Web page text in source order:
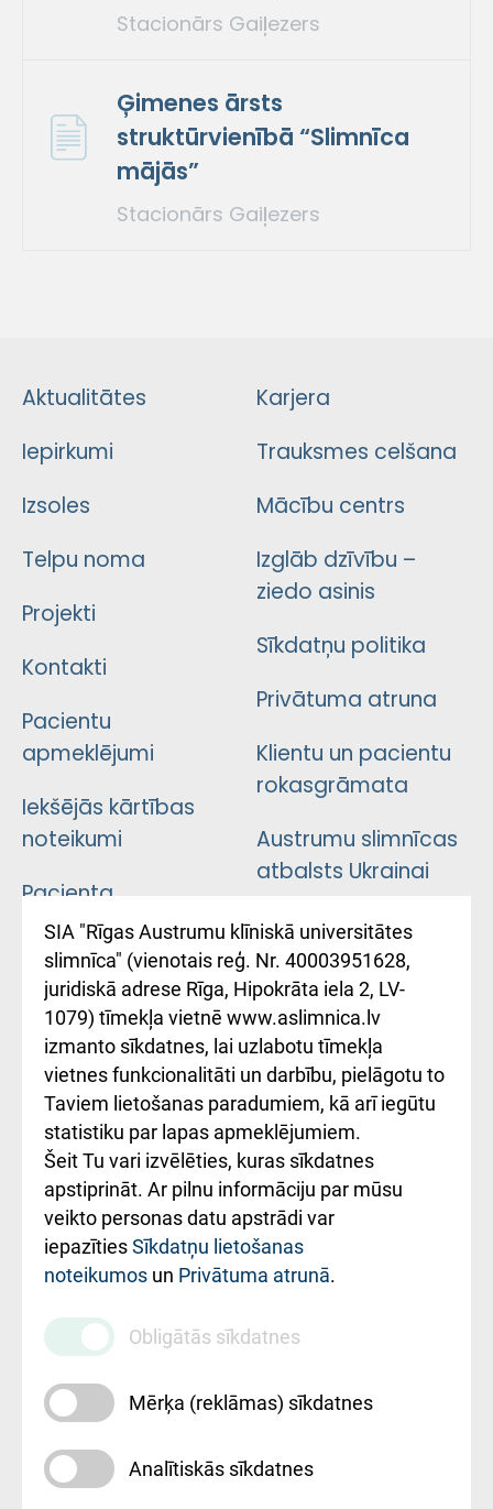
Stacionārs Gaiļezers
Ģimenes ārsts
struktūrvienībā “Slimnīca
mājās”
Stacionārs Gaiļezers
Aktualitātes
Iepirkumi
Izsoles
Telpu noma
Projekti
Kontakti
Pacientu
apmeklējumi
Iekšējās kārtības
noteikumi
Pacienta
atsauksmju/sūdzību
iesniegšanas
kārtība
Kā pie mums nokļūt
Rēķinu apmaksas
ceļvedis
Rekvizīti un
ārstniecības
iestādes kods
010000234
Maksas
pakalpojumu
cenrādis
Karjera
Trauksmes celšana
Mācību centrs
Izglāb dzīvību –
ziedo asinis
Sīkdatņu politika
Privātuma atruna
Klientu un pacientu
rokasgrāmata
Austrumu slimnīcas
atbalsts Ukrainai
Підтримка Східної
лікарні та співпраця з
Україною
SIA "Rīgas Austrumu klīniskā universitātes
slimnīca" (vienotais reģ. Nr. 40003951628,
juridiskā adrese Rīga, Hipokrāta iela 2, LV-
1079) tīmekļa vietnē www.aslimnica.lv
izmanto sīkdatnes, lai uzlabotu tīmekļa
vietnes funkcionalitāti un darbību, pielāgotu to
Taviem lietošanas paradumiem, kā arī iegūtu
statistiku par lapas apmeklējumiem.
Šeit Tu vari izvēlēties, kuras sīkdatnes
apstiprināt. Ar pilnu informāciju par mūsu
veikto personas datu apstrādi var
iepazītiesSīkdatņu lietošanas
noteikumos un Privātuma atrunā.
Obligātās sīkdatnes
Mērķa (reklāmas) sīkdatnes
Analītiskās sīkdatnes